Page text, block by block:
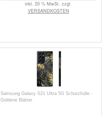
inkl. 20 % MwSt. zzgl.
VERSANDKOSTEN
Samsung Galaxy S21 Ultra 5G Schutzhülle -
Goldene Blätter